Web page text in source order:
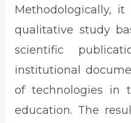
Methodologically,
qualitative study
scientific
institutional
of technologies in
education. The